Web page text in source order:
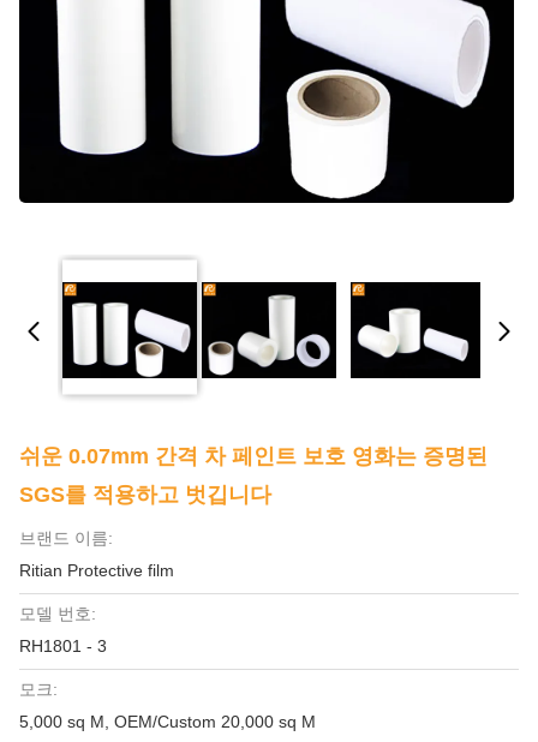
쉬운 0.07mm 간격 차 페인트 보호 영화는 증명된
SGS를 적용하고 벗깁니다
브랜드 이름:
Ritian Protective film
모델 번호:
RH1801 - 3
모크:
5,000 sq M, OEM/Custom 20,000 sq M